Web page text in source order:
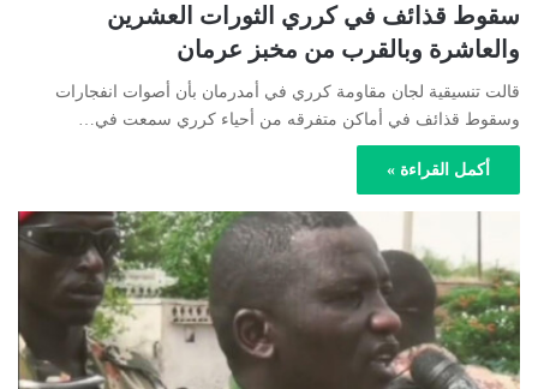
سقوط قذائف في كرري الثورات العشرين
والعاشرة وبالقرب من مخبز عرمان
قالت تنسيقية لجان مقاومة كرري في أمدرمان بأن أصوات انفجارات
وسقوط قذائف في أماكن متفرقه من أحياء كرري سمعت في…
أكمل القراءة »